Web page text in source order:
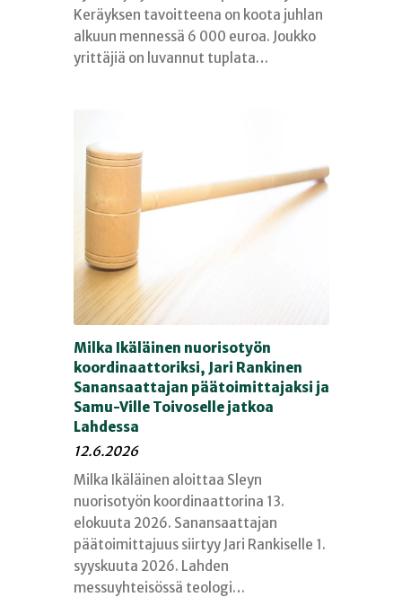
Keräyksen tavoitteena on koota juhlan
alkuun mennessä 6 000 euroa. Joukko
yrittäjiä on luvannut tuplata…
Milka Ikäläinen nuorisotyön
koordinaattoriksi, Jari Rankinen
Sanansaattajan päätoimittajaksi ja
Samu-Ville Toivoselle jatkoa
Lahdessa
12.6.2026
Milka Ikäläinen aloittaa Sleyn
nuorisotyön koordinaattorina 13.
elokuuta 2026. Sanansaattajan
päätoimittajuus siirtyy Jari Rankiselle 1.
syyskuuta 2026. Lahden
messuyhteisössä teologi…